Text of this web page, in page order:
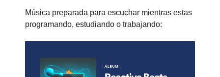
Música preparada para escuchar mientras estas
programando, estudiando o trabajando: